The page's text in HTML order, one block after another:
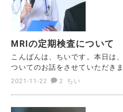
MRIの定期検査について
こんばんは、ちいです。本日は
ついてのお話をさせていただき
2021-11-22 2 ちい